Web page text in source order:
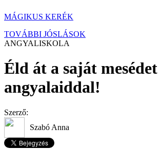
MÁGIKUS KERÉK
TOVÁBBI JÓSLÁSOK
ANGYALISKOLA
Éld át a saját mesédet
angyalaiddal!
Szerző:
Szabó Anna